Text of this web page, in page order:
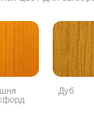
Дуб